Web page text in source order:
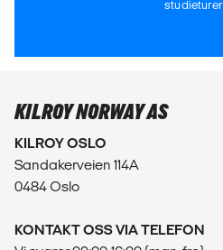
studieturer
KILROY NORWAY AS
KILROY OSLO
Sandakerveien 114A
0484 Oslo
KONTAKT OSS VIA TELEFON